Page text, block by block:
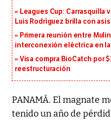
Leagues Cup: Carrasquilla
Luis Rodríguez brilla con
Primera reunión entre
interconexión eléctrica en la
Visa compra BioCatch por
reestructuración
PANAMÁ. El magnate
tenido un año de